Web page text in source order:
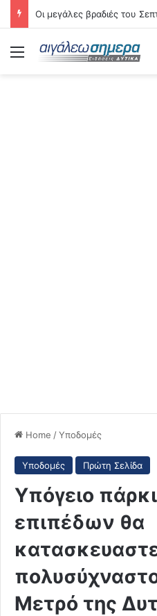
Menu
Home /Υποδομές
Υποδομές Πρώτη Σελίδα
Υπόγειο
επιπέδων θα
Μετρό της